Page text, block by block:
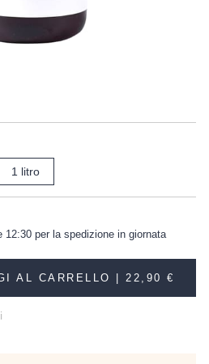
1 litro
12:30 per la spedizione in giornata
AL CARRELLO | 22,90 €